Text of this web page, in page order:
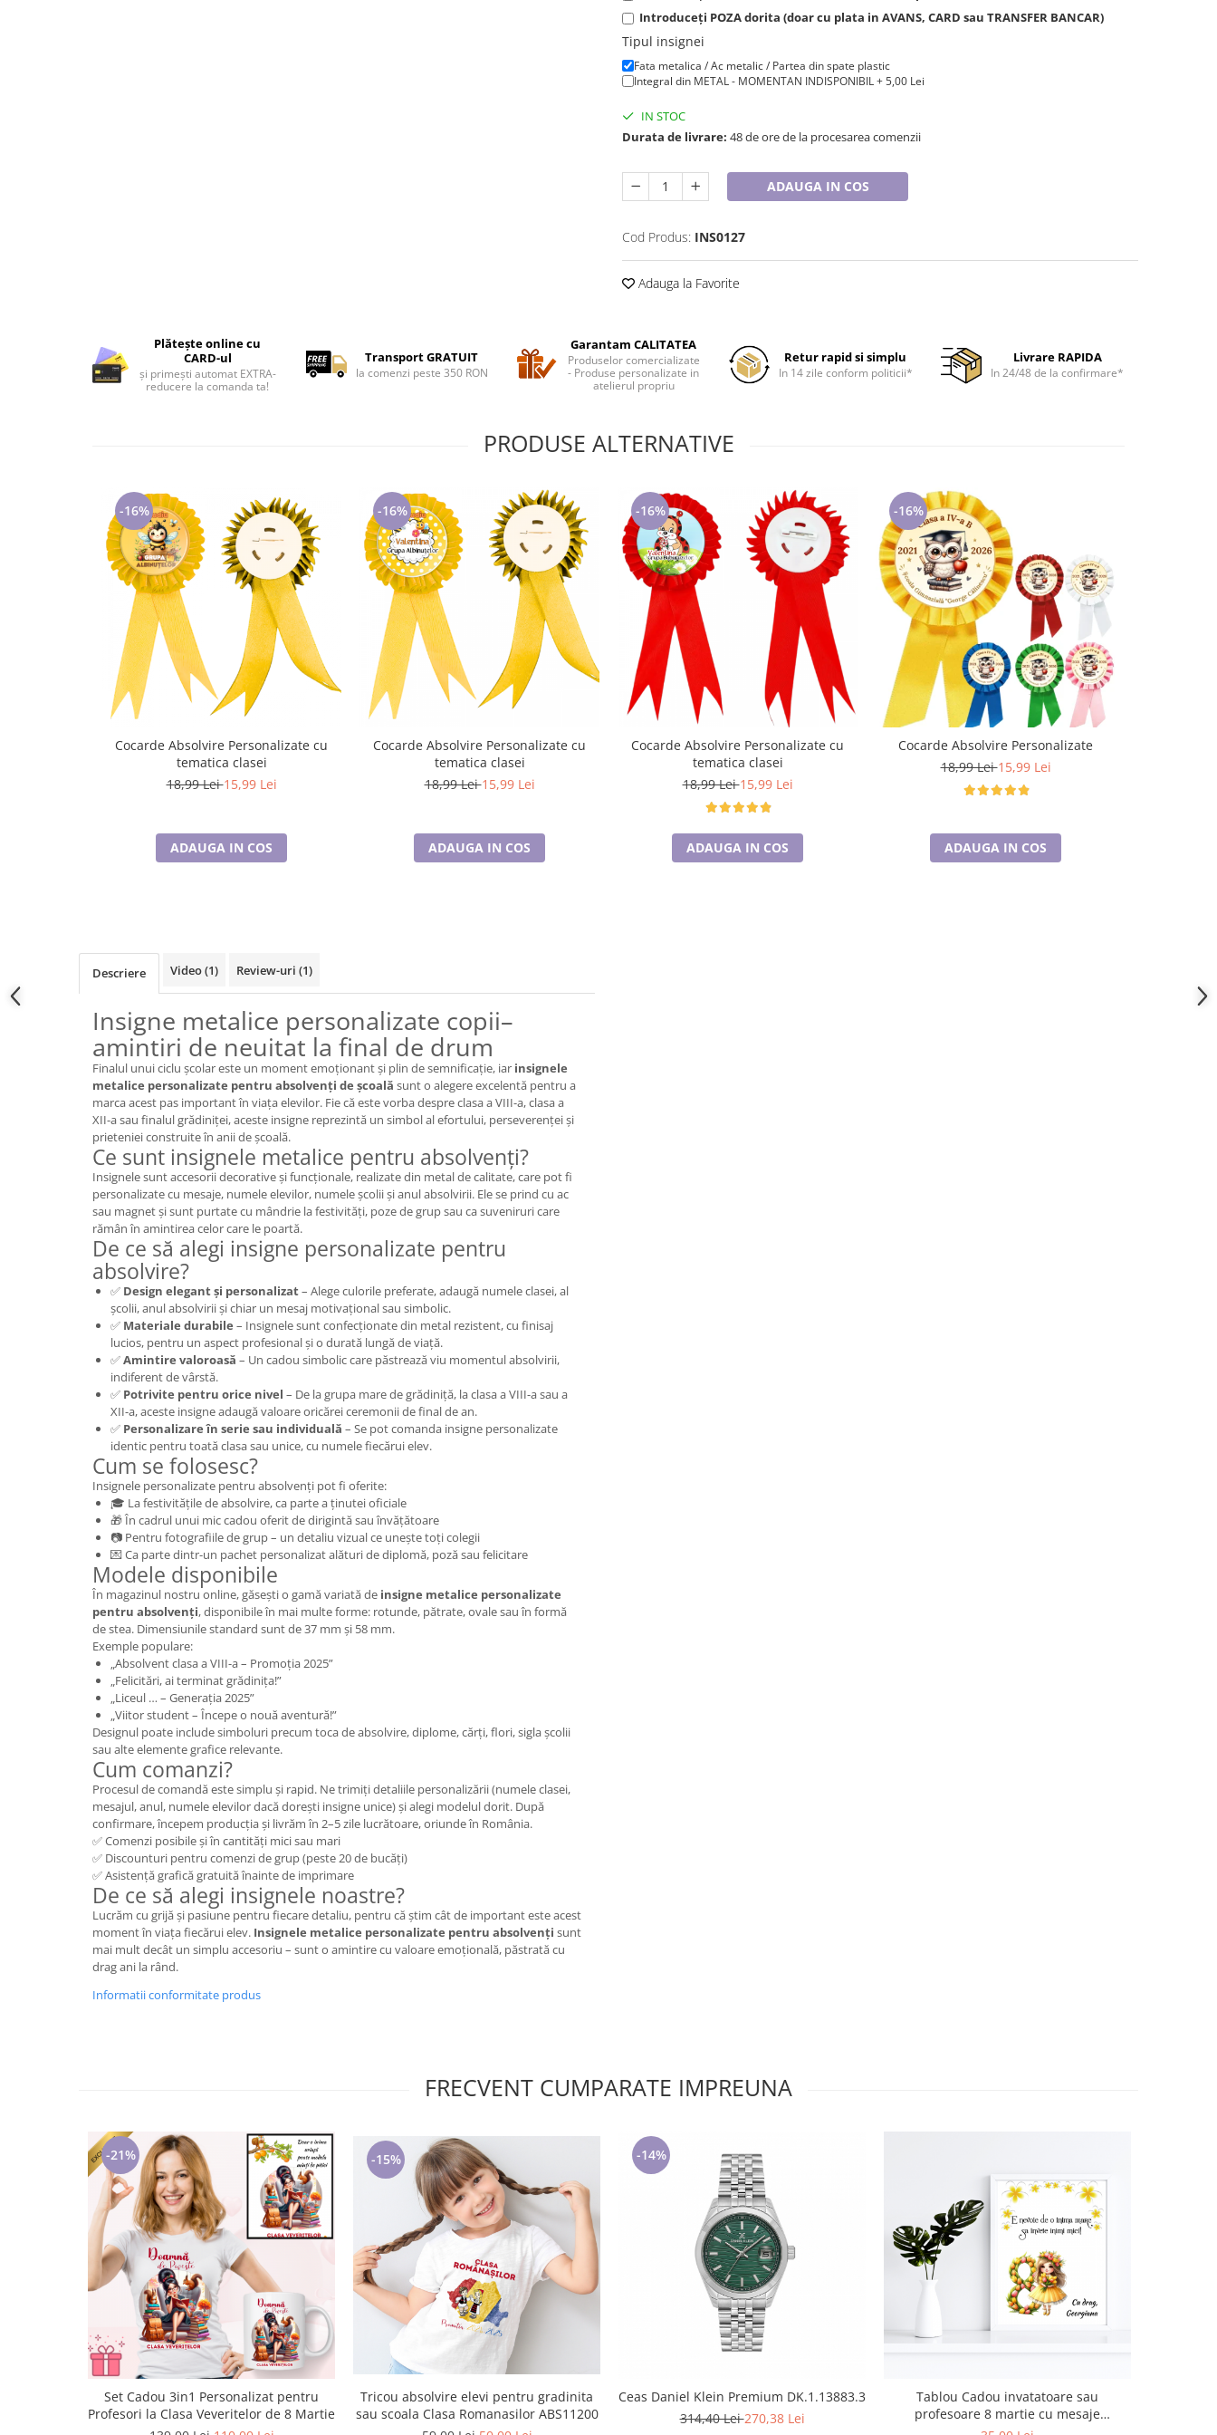
Pijamale BIG SIZE femei
Cadouri ocazii speciale
Cadouri pentru Nasi si Fini
Cadouri pentru Mama
Cadouri pentru profesori sau absolventi
Cadouri Back to school
Cadouri Traditionale Romanesti
Cadouri pentru CUPLU El & Ea
Cadouri Iubitori de animale
Cadouri pentru sportivi
Introduceți POZA dorita (doar cu plata in AVANS, CARD sau TRANSFER BANCAR)
Tipul insignei
Fata metalica / Ac metalic / Partea din spate plastic
Integral din METAL - MOMENTAN INDISPONIBIL + 5,00 Lei
IN STOC
Durata de livrare: 48 de ore de la procesarea comenzii
ADAUGA IN COS
Cod Produs: INS0127
Adauga la Favorite
Plătește online cu
CARD-ul
și primești automat EXTRA-
reducere la comanda ta!
Transport GRATUIT
la comenzi peste 350 RON
Garantam CALITATEA
Produselor comercializate
- Produse personalizate in
atelierul propriu
Retur rapid si simplu
In 14 zile conform politicii*
Livrare RAPIDA
In 24/48 de la confirmare*
PRODUSE ALTERNATIVE
-16%
Cocarde Absolvire Personalizate cu
tematica clasei
18,99 Lei15,99 Lei
ADAUGA IN COS
-16%
Cocarde Absolvire Personalizate cu
tematica clasei
18,99 Lei15,99 Lei
ADAUGA IN COS
-16%
Cocarde Absolvire Personalizate cu
tematica clasei
18,99 Lei15,99 Lei
ADAUGA IN COS
-16%
Cocarde Absolvire Personalizate
18,99 Lei15,99 Lei
ADAUGA IN COS
Descriere Video(1) Review-uri (1)
Insigne metalice personalizate copii–
amintiri de neuitat la final de drum
Finalul unui ciclu școlar este un moment emoționant și plin de semnificație, iar insignele
metalice personalizate pentru absolvenți de școală sunt o alegere excelentă pentru a
marca acest pas important în viața elevilor. Fie că este vorba despre clasa a VIII-a, clasa a
XII-a sau finalul grădiniței, aceste insigne reprezintă un simbol al efortului, perseverenței și
prieteniei construite în anii de școală.
Ce sunt insignele metalice pentru absolvenți?
Insignele sunt accesorii decorative și funcționale, realizate din metal de calitate, care pot fi
personalizate cu mesaje, numele elevilor, numele școlii și anul absolvirii. Ele se prind cu ac
sau magnet și sunt purtate cu mândrie la festivități, poze de grup sau ca suveniruri care
rămân în amintirea celor care le poartă.
De ce să alegi insigne personalizate pentru
absolvire?
✅ Design elegant și personalizat– Alege culorile preferate, adaugă numele clasei, al
școlii, anul absolvirii și chiar un mesaj motivațional sau simbolic.
✅ Materiale durabile – Insignele sunt confecționate din metal rezistent, cu finisaj
lucios, pentru un aspect profesional și o durată lungă de viață.
✅Amintire valoroasă – Un cadou simbolic care păstrează viu momentul absolvirii,
indiferent de vârstă.
✅ Potrivite pentru orice nivel – De la grupa mare de grădiniță, la clasa a VIII-a sau a
XII-a, aceste insigne adaugă valoare oricărei ceremonii de final de an.
✅ Personalizare în serie sau individuală – Se pot comanda insigne personalizate
identic pentru toată clasa sau unice, cu numele fiecărui elev.
Cum se folosesc?
Insignele personalizate pentru absolvenți pot fi oferite:
🎓 La festivitățile de absolvire, ca parte a ținutei oficiale
🎁 În cadrul unui mic cadou oferit de dirigintă sau învățătoare
📷 Pentru fotografiile de grup – un detaliu vizual ce unește toți colegii
💌 Ca parte dintr-un pachet personalizat alături de diplomă, poză sau felicitare
Modele disponibile
În magazinul nostru online, găsești o gamă variată de insigne metalice personalizate
pentru absolvenți, disponibile în mai multe forme: rotunde, pătrate, ovale sau în formă
de stea. Dimensiunile standard sunt de 37 mm și 58 mm.
Exemple populare:
„Absolvent clasa a VIII-a – Promoția 2025”
„Felicitări, ai terminat grădinița!”
„Liceul … – Generația 2025”
„Viitor student – Începe o nouă aventură!”
Designul poate include simboluri precum toca de absolvire, diplome, cărți, flori, sigla școlii
sau alte elemente grafice relevante.
Cum comanzi?
Procesul de comandă este simplu și rapid. Ne trimiți detaliile personalizării (numele clasei,
mesajul, anul, numele elevilor dacă dorești insigne unice) și alegi modelul dorit. După
confirmare, începem producția și livrăm în 2–5 zile lucrătoare, oriunde în România.
✅ Comenzi posibile și în cantități mici sau mari
✅ Discounturi pentru comenzi de grup (peste 20 de bucăți)
✅ Asistență grafică gratuită înainte de imprimare
De ce să alegi insignele noastre?
Lucrăm cu grijă și pasiune pentru fiecare detaliu, pentru că știm cât de important este acest
moment în viața fiecărui elev. Insignele metalice personalizate pentru absolvenți sunt
mai mult decât un simplu accesoriu – sunt o amintire cu valoare emoțională, păstrată cu
drag ani la rând.
Informatii conformitate produs
FRECVENT CUMPARATE IMPREUNA
-21%
Set Cadou 3in1 Personalizat pentru
Profesori la Clasa Veveritelor de 8 Martie
-15%
Tricou absolvire elevi pentru gradinita
sau scoala Clasa Romanasilor ABS11200
-14%
Ceas Daniel Klein Premium DK.1.13883.3
314,40 Lei270,38 Lei
Tablou Cadou invatatoare sau
profesoare 8 martie cu mesaje
personalizate T1016_01